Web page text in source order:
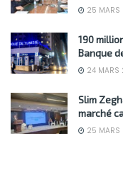
25
190
Banque
24
Slim
marché
25